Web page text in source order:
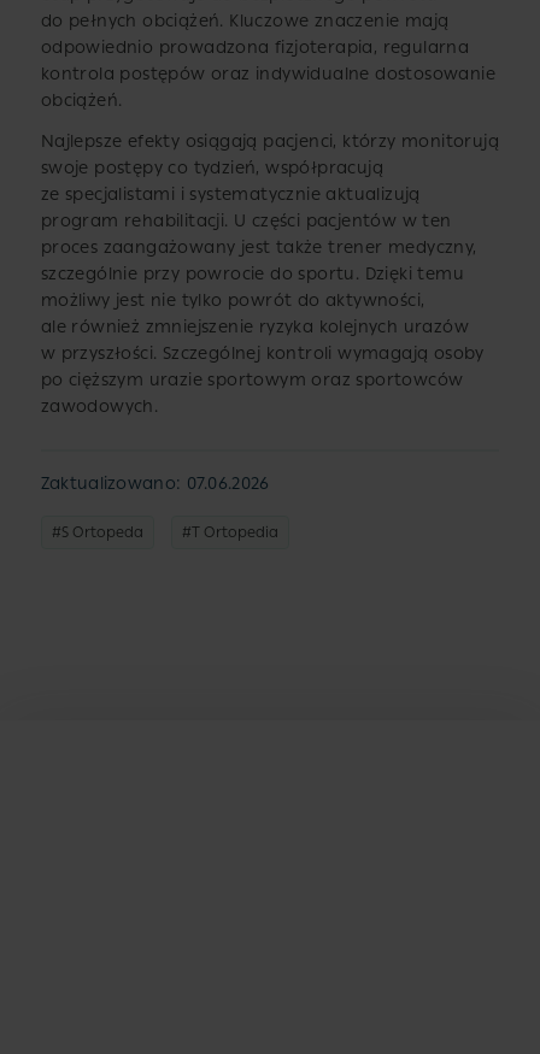
do pełnych obciążeń. Kluczowe znaczenie mają
odpowiednio prowadzona fizjoterapia, regularna
kontrola postępów oraz indywidualne dostosowanie
obciążeń.
Najlepsze efekty osiągają pacjenci, którzy monitorują
swoje postępy co tydzień, współpracują
ze specjalistami i systematycznie aktualizują
program rehabilitacji. U części pacjentów w ten
proces zaangażowany jest także trener medyczny,
szczególnie przy powrocie do sportu. Dzięki temu
możliwy jest nie tylko powrót do aktywności,
ale również zmniejszenie ryzyka kolejnych urazów
w przyszłości. Szczególnej kontroli wymagają osoby
po cięższym urazie sportowym oraz sportowców
zawodowych.
Zaktualizowano: 07.06.2026
#S Ortopeda #T Ortopedia